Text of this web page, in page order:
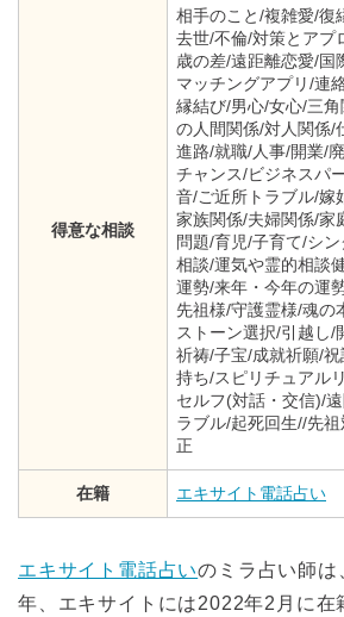
得意な相談
相手のこと/複雑愛/復
去世/不倫/対策とアプ
歳の差/遠距離恋愛/国
マッチングアプリ/連
縁結び/男心/女心/三
の人間関係/対人関係/
進路/就職/人事/開業/
チャンス/ビジネスパ
音/ご近所トラブル/嫁
家族関係/夫婦関係/家
問題/育児/子育て/シ
相談/運気や霊的相談
運勢/来年・今年の運
先祖様/守護霊様/魂の
ストーン選択/引越し/
祈祷/子宝/成就祈願/
持ち/スピリチュアル
セルフ(対話・交信)/
ラブル/起死回生//先
正
在籍 エキサイト電話占い
エキサイト電話占いのミラ占い師
年、エキサイトには2022年2月に在